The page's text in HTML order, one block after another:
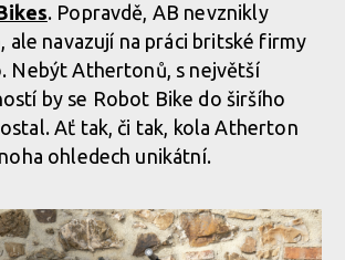
. Popravdě, AB nevznikly
ale navazují na práci britské firmy
Nebýt Athertonů, s největší
by se Robot Bike do širšího
Ať tak, či tak, kola Atherton
ohledech unikátní.